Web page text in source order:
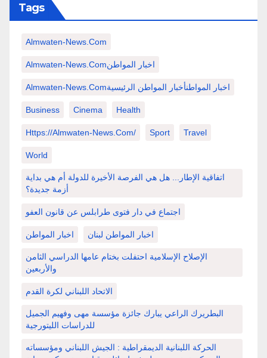
Tags
Almwaten-News.com
Almwaten-News.comاخبار المواطن
Almwaten-News.comاخبار المواطنأخبار المواطن الرئيسية
Business Cinema Health
Https://almwaten-News.com/ Sport Travel
World
اتفاقية الإطار... هل هي الفرصة الأخيرة للدولة أم هي بداية
أزمة جديدة؟
اجتماع في دار فتوى طرابلس عن قانون العفو
اخبار المواطن اخبار المواطن لبنان
الإصلاح الإسلامية احتفلت بختام عامها الدراسي الثامن
والأربعين
الاتحاد اللبناني لكرة القدم
البطريرك الراعي يبارك جائزة مؤسسة مهى وفهيم الجميل
للدراسات الليتورجية
الحركة اللبنانية الديمقراطية : الجيش اللبناني ومؤسساته